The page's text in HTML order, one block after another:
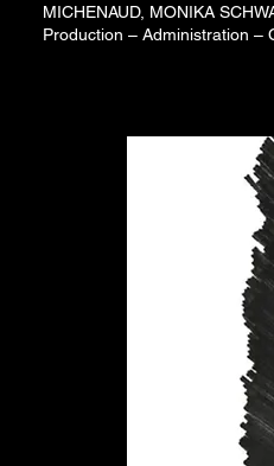
MICHENAUD, MONIKA
Production – Administration –